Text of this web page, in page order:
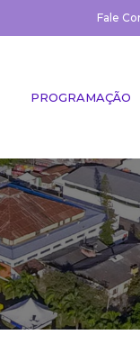
Fale
PROGRAMAÇÃO